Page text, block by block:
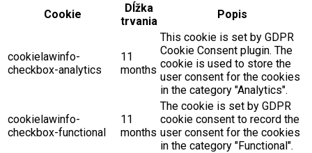
Cookie
Dĺžka
trvania
Popis
cookielawinfo-
checkbox-analytics
11
months
This cookie is set by GDPR
Cookie Consent plugin. The
cookie is used to store the
user consent for the cookies
in the category "Analytics".
cookielawinfo-
checkbox-functional
11
months
The cookie is set by GDPR
cookie consent to record the
user consent for the cookies
in the category "Functional".